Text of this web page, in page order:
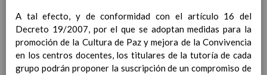
Ã¡rea y de
competencias
En revisiÃ³n
Ãrea de MatemÃ¡ticas
Objetivos del Ã¡rea
ContribuciÃ³n del Ã¡rea a
A tal efecto, y de conformidad con el artículo 16 del
Decreto 19/2007, por el que se adoptan medidas para la
promoción de la Cultura de Paz y mejora de la Convivencia
en los centros docentes, los titulares de la tutoría de cada
grupo podrán proponer la suscripción de un compromiso de